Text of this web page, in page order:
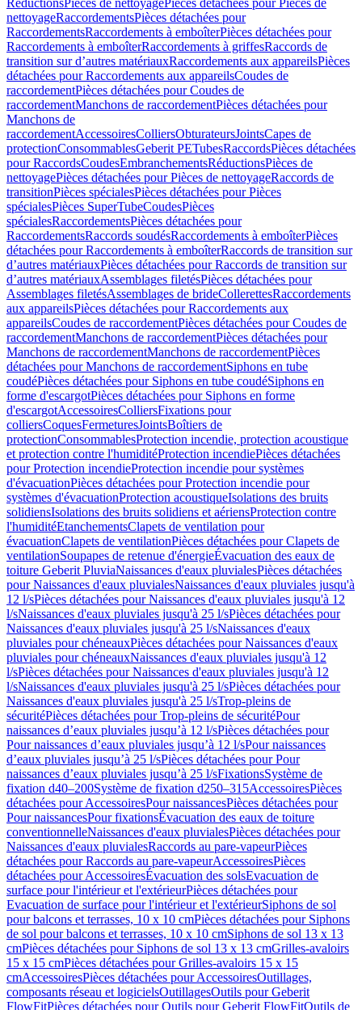
RéductionsPièces de nettoyagePièces détachées pour Pièces de
nettoyageRaccordementsPièces détachées pour
RaccordementsRaccordements à emboîterPièces détachées pour
Raccordements à emboîterRaccordements à griffesRaccords de
transition sur d’autres matériauxRaccordements aux appareilsPièces
détachées pour Raccordements aux appareilsCoudes de
raccordementPièces détachées pour Coudes de
raccordementManchons de raccordementPièces détachées pour
Manchons de
raccordementAccessoiresColliersObturateursJointsCapes de
protectionConsommablesGeberit PETubesRaccordsPièces détachées
pour RaccordsCoudesEmbranchementsRéductionsPièces de
nettoyagePièces détachées pour Pièces de nettoyageRaccords de
transitionPièces spécialesPièces détachées pour Pièces
spécialesPièces SuperTubeCoudesPièces
spécialesRaccordementsPièces détachées pour
RaccordementsRaccords soudésRaccordements à emboîterPièces
détachées pour Raccordements à emboîterRaccords de transition sur
d’autres matériauxPièces détachées pour Raccords de transition sur
d’autres matériauxAssemblages filetésPièces détachées pour
Assemblages filetésAssemblages de brideCollerettesRaccordements
aux appareilsPièces détachées pour Raccordements aux
appareilsCoudes de raccordementPièces détachées pour Coudes de
raccordementManchons de raccordementPièces détachées pour
Manchons de raccordementManchons de raccordementPièces
détachées pour Manchons de raccordementSiphons en tube
coudéPièces détachées pour Siphons en tube coudéSiphons en
forme d'escargotPièces détachées pour Siphons en forme
d'escargotAccessoiresColliersFixations pour
colliersCoquesFermeturesJointsBoîtiers de
protectionConsommablesProtection incendie, protection acoustique
et protection contre l'humiditéProtection incendiePièces détachées
pour Protection incendieProtection incendie pour systèmes
d'évacuationPièces détachées pour Protection incendie pour
systèmes d'évacuationProtection acoustiqueIsolations des bruits
solidiensIsolations des bruits solidiens et aériensProtection contre
l'humiditéEtanchementsClapets de ventilation pour
évacuationClapets de ventilationPièces détachées pour Clapets de
ventilationSoupapes de retenue d'énergieÉvacuation des eaux de
toiture Geberit PluviaNaissances d'eaux pluvialesPièces détachées
pour Naissances d'eaux pluvialesNaissances d'eaux pluviales jusqu'à
12 l/sPièces détachées pour Naissances d'eaux pluviales jusqu'à 12
l/sNaissances d'eaux pluviales jusqu'à 25 l/sPièces détachées pour
Naissances d'eaux pluviales jusqu'à 25 l/sNaissances d'eaux
pluviales pour chéneauxPièces détachées pour Naissances d'eaux
pluviales pour chéneauxNaissances d'eaux pluviales jusqu'à 12
l/sPièces détachées pour Naissances d'eaux pluviales jusqu'à 12
l/sNaissances d'eaux pluviales jusqu'à 25 l/sPièces détachées pour
Naissances d'eaux pluviales jusqu'à 25 l/sTrop-pleins de
sécuritéPièces détachées pour Trop-pleins de sécuritéPour
naissances d’eaux pluviales jusqu’à 12 l/sPièces détachées pour
Pour naissances d’eaux pluviales jusqu’à 12 l/sPour naissances
d’eaux pluviales jusqu’à 25 l/sPièces détachées pour Pour
naissances d’eaux pluviales jusqu’à 25 l/sFixationsSystème de
fixation d40–200Système de fixation d250–315AccessoiresPièces
détachées pour AccessoiresPour naissancesPièces détachées pour
Pour naissancesPour fixationsÉvacuation des eaux de toiture
conventionnelleNaissances d'eaux pluvialesPièces détachées pour
Naissances d'eaux pluvialesRaccords au pare-vapeurPièces
détachées pour Raccords au pare-vapeurAccessoiresPièces
détachées pour AccessoiresÉvacuation des solsEvacuation de
surface pour l'intérieur et l'extérieurPièces détachées pour
Evacuation de surface pour l'intérieur et l'extérieurSiphons de sol
pour balcons et terrasses, 10 x 10 cmPièces détachées pour Siphons
de sol pour balcons et terrasses, 10 x 10 cmSiphons de sol 13 x 13
cmPièces détachées pour Siphons de sol 13 x 13 cmGrilles-avaloirs
15 x 15 cmPièces détachées pour Grilles-avaloirs 15 x 15
cmAccessoiresPièces détachées pour AccessoiresOutillages,
composants réseau et logicielsOutillagesOutils pour Geberit
FlowFitPièces détachées pour Outils pour Geberit FlowFitOutils de